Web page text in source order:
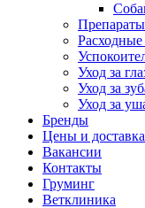
Уход за
Уход за
Уход за
Бренды
Цены и доставка
Вакансии
Контакты
Груминг
Ветклиника